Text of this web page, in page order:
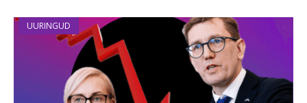
UURINGUD